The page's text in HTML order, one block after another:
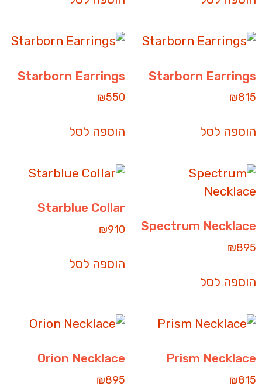
Starborn Earrings
₪815
הוספה לסל
Starborn Earrings
₪550
הוספה לסל
Spectrum Necklace
₪895
הוספה לסל
Starblue Collar
₪910
הוספה לסל
Prism Necklace
₪815
Orion Necklace
₪895